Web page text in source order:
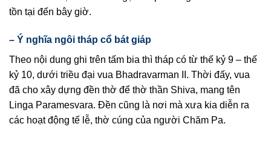
tồn tại đến bây giờ.
– Ý nghĩa ngôi tháp cổ bát giáp
Theo nội dung ghi trên tấm bia thì tháp có từ thế kỷ 9 – thế
kỷ 10, dưới triều đại vua Bhadravarman II. Thời đấy, vua
đã cho xây dựng đền thờ để thờ thần Shiva, mang tên
Linga Paramesvara. Đền cũng là nơi mà xưa kia diễn ra
các hoạt động tế lễ, thờ cúng của người Chăm Pa.